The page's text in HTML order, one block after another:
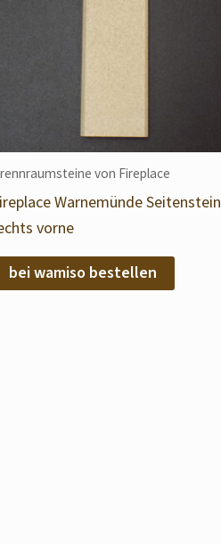
von Fireplace
Warnemünde Seitenstein
vorne
bei wamiso bestellen